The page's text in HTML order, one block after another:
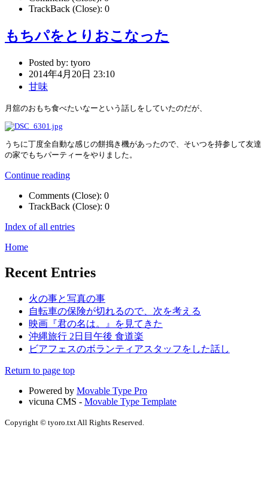
TrackBack (Close): 0
もちパをとりおこなった
Posted by: tyoro
2014年4月20日 23:10
甘味
月舘のおもち食べたいなーという話しをしていたのだが、
うちに丁度全自動な感じの餅搗き機があったので、そいつを持参して友達
の家でもちパーティーをやりました。
Continue reading
Comments (Close): 0
TrackBack (Close): 0
Index of all entries
Home
Recent Entries
火の事と写真の事
自転車の保険が切れるので、次を考える
映画『君の名は。』を見てきた
沖縄旅行 2日目午後 食道楽
ビアフェスのボランティアスタッフをした話し
Return to page top
Powered by Movable Type Pro
vicuna CMS - Movable Type Template
Copyright © tyoro.txt All Rights Reserved.